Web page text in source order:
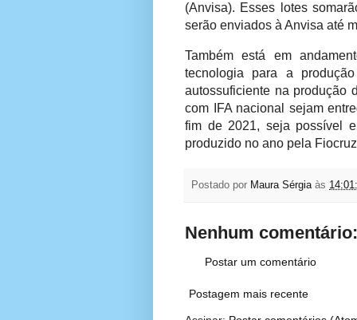
(Anvisa). Esses lotes
serão enviados à Anvisa até
Também está em
tecnologia para a
autossuficiente na produção
com IFA nacional sejam
fim de 2021, seja possível
produzido no ano pela
Postado por Maura Sérgia às
Nenhum comentário:
Postar um comentário
Postagem mais recente